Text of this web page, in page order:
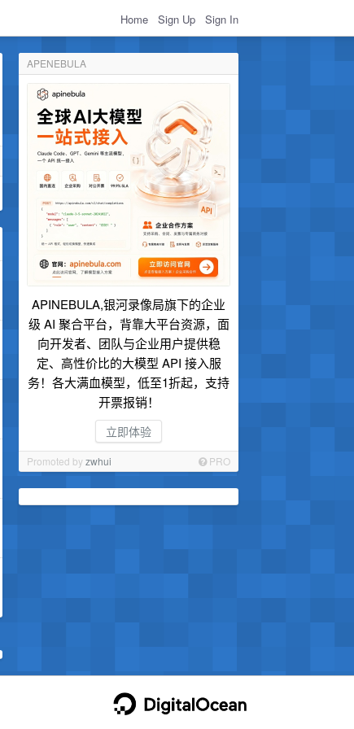
Home Sign Up Sign In
APENEBULA
APINEBULA,银河录像局旗下的企业
级 AI 聚合平台，背靠大平台资源，面
向开发者、团队与企业用户提供稳
定、高性价比的大模型 API 接入服
务！各大满血模型，低至1折起，支持
开票报销！
立即体验
Promoted byzwhui PRO